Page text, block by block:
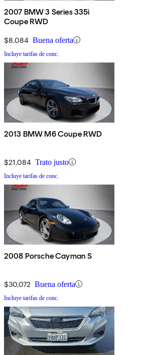
2007 BMW 3 Series 335i
Coupe RWD
$8,084 Buena oferta
Incluye tarifas de conc.
2013 BMW M6 Coupe RWD
$21,084 Trato justo
Incluye tarifas de conc.
2008 Porsche Cayman S
$30,072 Buena oferta
Incluye tarifas de conc.